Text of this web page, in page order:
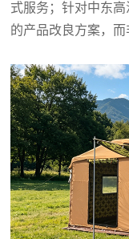
式服务；针对中东
的产品改良方案，而